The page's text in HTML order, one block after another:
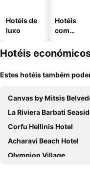
Hotéis de
luxo
Hotéis
com
Hotéis
Estes hotéis também
Canvas by Mitsis
La Riviera Barbati Seaside
Corfu Hellinis Hotel
Acharavi Beach Hotel
Olympion Village